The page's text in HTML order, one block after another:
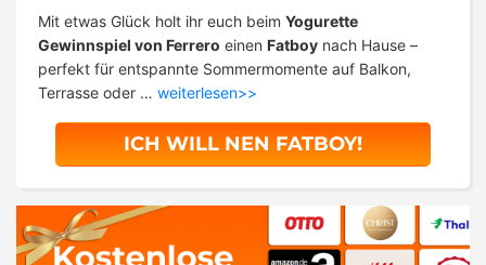
Mit etwas Glück holt ihr euch beim Yogurette
Gewinnspiel von Ferrero einen Fatboy nach Hause –
perfekt für entspannte Sommermomente auf Balkon,
Terrasse oder … weiterlesen>>
ICH WILL NEN FATBOY!